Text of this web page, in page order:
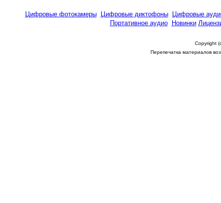
Цифровые фотокамеры Цифровые диктофоны
Цифровые
Портативное аудио
Новинки
Copyright
Перепечатка материалов